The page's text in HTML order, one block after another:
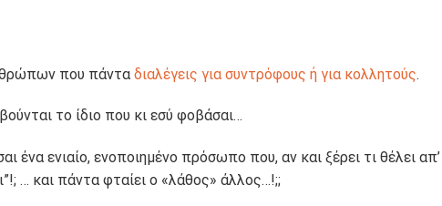
που πάντα διαλέγεις για συντρόφους ή για κολλητούς.
το ίδιο που κι εσύ φοβάσαι…
ένα ενιαίο, ενοποιημένο πρόσωπο που, αν και ξέρει τι θέλει
… και πάντα φταίει ο «λάθος» άλλος…!;;